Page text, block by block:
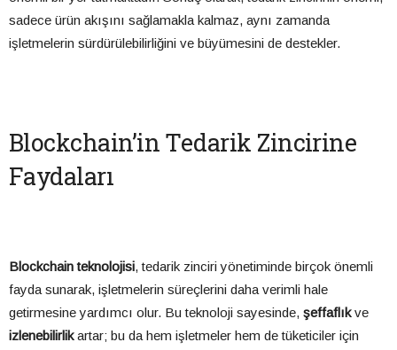
sadece ürün akışını sağlamakla kalmaz, aynı zamanda
işletmelerin sürdürülebilirliğini ve büyümesini de destekler.
Blockchain’in Tedarik Zincirine
Faydaları
Blockchain teknolojisi, tedarik zinciri yönetiminde birçok önemli
fayda sunarak, işletmelerin süreçlerini daha verimli hale
getirmesine yardımcı olur. Bu teknoloji sayesinde, şeffaflıkve
izlenebilirlikartar; bu da hem işletmeler hem de tüketiciler için